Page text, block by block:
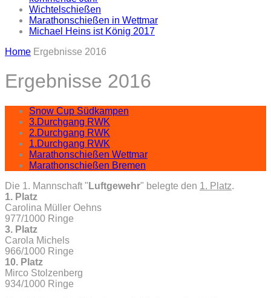
Wichtelschießen
Marathonschießen in Wettmar
Michael Heins ist König 2017
Home Ergebnisse 2016
Ergebnisse 2016
Snow Cup Südkampen
3.Durchgang RWK
2.Durchgang RWK
1.Durchgang RWK
Marathonschießen Wettmar
Marathonschießen Bremen
Die 1. Mannschaft " Luftgewehr" belegte den 1. Platz.
1. Platz
Carolina Müller Oehns
977/1000 Ringe
3. Platz
Carola Michels
966/1000 Ringe
10. Platz
Mirco Stolzenberg
934/1000 Ringe